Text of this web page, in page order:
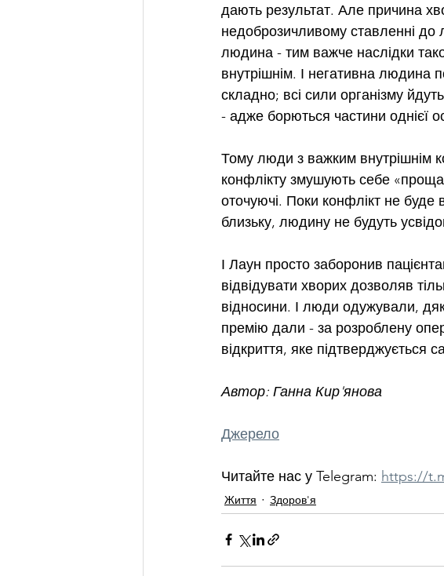
дають результат. Але причина
недоброзичливому ставленні до
людина - тим важче наслідки
внутрішнім. І негативна людина
складно; всі сили організму
- адже борються частини однієї
Тому люди з важким внутрішнім
конфлікту змушують себе
оточуючі. Поки конфлікт не буде
близьку, людину не будуть
І Лаун просто заборонив
відвідувати хворих дозволяв
відносини. І люди одужували,
премію дали - за розроблену
відкриття, яке підтверджується
Автор: Ганна Кир'янова
Джерело
Читайте нас у Telegram: https://
Життя Здоров'я